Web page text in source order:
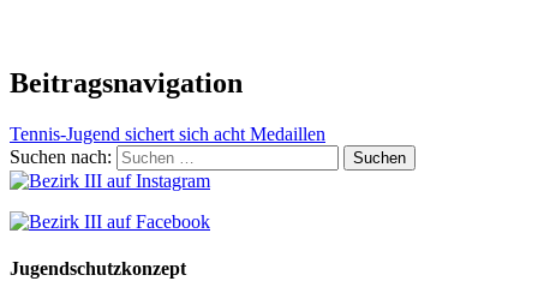
Beitragsnavigation
Tennis-Jugend sichert sich acht Medaillen
Suchen nach:
Jugendschutzkonzept